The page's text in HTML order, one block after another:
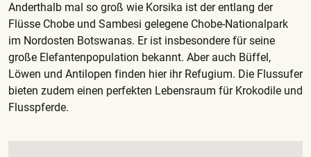
Anderthalb mal so groß wie Korsika ist der entlang der
Flüsse Chobe und Sambesi gelegene Chobe-Nationalpark
im Nordosten Botswanas. Er ist insbesondere für seine
große Elefantenpopulation bekannt. Aber auch Büffel,
Löwen und Antilopen finden hier ihr Refugium. Die Flussufer
bieten zudem einen perfekten Lebensraum für Krokodile und
Flusspferde.